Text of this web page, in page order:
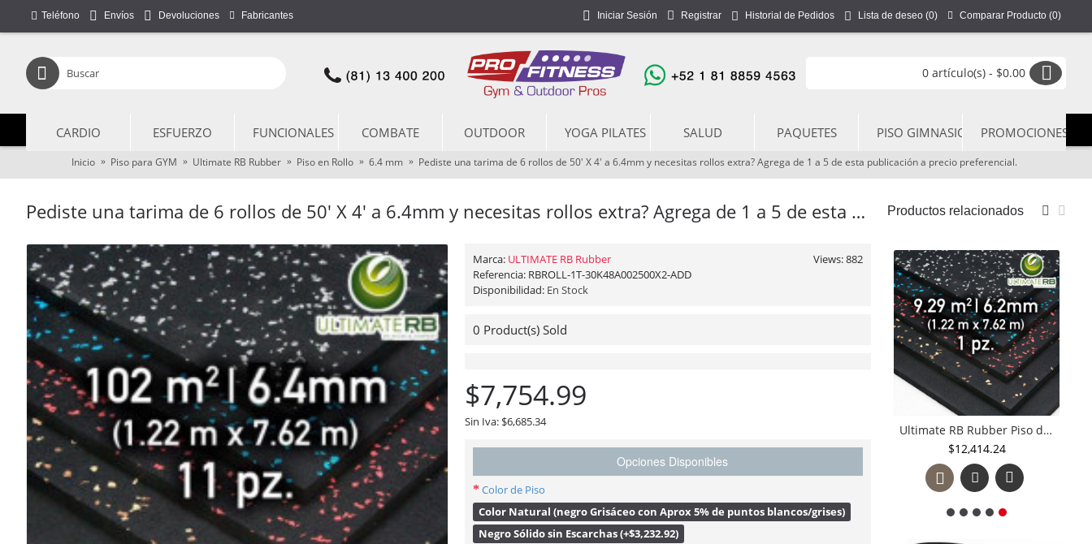
Teléfono Envíos Devoluciones Fabricantes Iniciar Sesión Registrar Historial de Pedidos Lista de deseo (0) Comparar Producto (0)
0 artículo(s) - $0.00
CARDIO ESFUERZO FUNCIONALES COMBATE OUTDOOR YOGA PILATES SALUD PAQUETES PISO GIMNASIO PROMOCIONES
Inicio Piso para GYM Ultimate RB Rubber Piso en Rollo 6.4 mm Pediste una tarima de 6 rollos de 50' X 4' a 6.4mm y necesitas rollos extra? Agrega de 1 a 5 de esta publicación a precio preferencial.
Productos relacionados
Ultimate RB Rubber Transition Strips Transiciones Piso de Hule para Gimnasio Color Negro
$1,293.74
Ultimate RB Rubber Piso de Hule para Gimnasio en Rollo de 25' X 4' X 3/8" ( 7.62mts X 1.22mts. 9.29m2 a 9.5mm de Espesor) 30Q48*302500
$20,004.23
$36,334.24
$18,395.00
Ultimate RB Rubber Piso de Hule para Gimnasio en Rollo de 25' X 4' 1/4" ( 7.62mts X 1.22mts. 9.29m2 a 6.4mm de Espesor) 30K48*002500
$12,414.24
Pediste una tarima de 6 rollos de 50' X 4' a 6.4mm y necesitas rollos extra? Agrega de 1 a 5 de esta publicación a precio preferencial.
Views: 882
Marca: ULTIMATE RB Rubber
Referencia: RBROLL-1T-30K48A002500X2-ADD
Disponibilidad: En Stock
0 Product(s) Sold
$7,754.99
Sin Iva: $6,685.34
Opciones Disponibles
Color de Piso
Color Natural (negro Grisáceo con Aprox 5% de puntos blancos/grises)
Negro Sólido sin Escarchas (+$3,232.92)